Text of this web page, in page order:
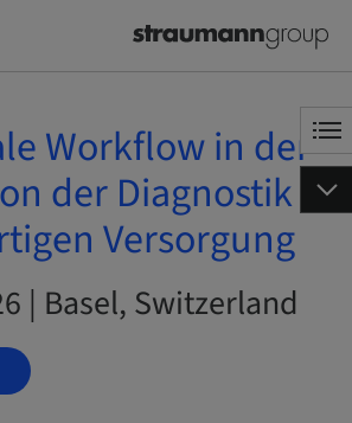
Workflow in der
der Diagnostik
Versorgung
| Basel, Switzerland